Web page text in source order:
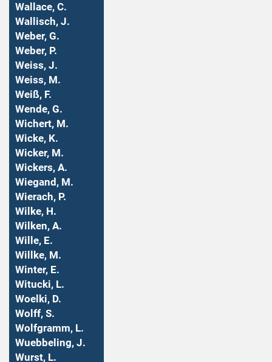
Wallace, C.
Wallisch, J.
Weber, G.
Weber, P.
Weiss, J.
Weiss, M.
Weiß, F.
Wende, G.
Wichert, M.
Wicke, K.
Wicker, M.
Wickers, A.
Wiegand, M.
Wierach, P.
Wilke, H.
Wilken, A.
Wille, E.
Willke, M.
Winter, E.
Witucki, L.
Woelki, D.
Wolff, S.
Wolfgramm, L.
Wuebbeling, J.
Wurst, L.